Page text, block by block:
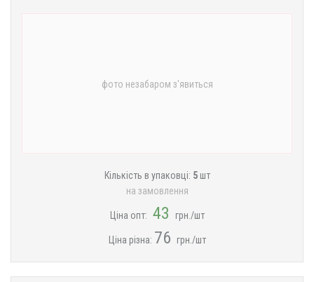
фото незабаром з'явиться
Кількість в упаковці: 5шт
на замовлення
Ціна опт: 43 грн./шт
Ціна різна: 76 грн./шт